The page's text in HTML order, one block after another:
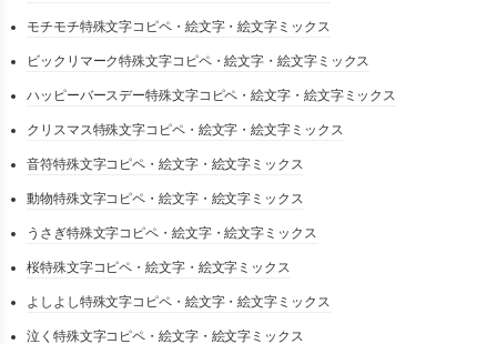
モチモチ特殊文字コピペ・絵文字・絵文字ミックス
ビックリマーク特殊文字コピペ・絵文字・絵文字ミックス
ハッピーバースデー特殊文字コピペ・絵文字・絵文字ミックス
クリスマス特殊文字コピペ・絵文字・絵文字ミックス
音符特殊文字コピペ・絵文字・絵文字ミックス
動物特殊文字コピペ・絵文字・絵文字ミックス
うさぎ特殊文字コピペ・絵文字・絵文字ミックス
桜特殊文字コピペ・絵文字・絵文字ミックス
よしよし特殊文字コピペ・絵文字・絵文字ミックス
泣く特殊文字コピペ・絵文字・絵文字ミックス